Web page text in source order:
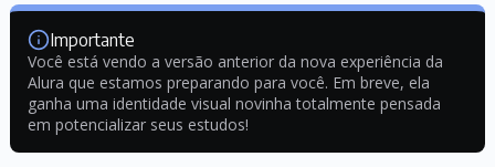
Importante
Você está vendo a versão anterior da nova experiência da
Alura que estamos preparando para você. Em breve, ela
ganha uma identidade visual novinha totalmente pensada
em potencializar seus estudos!